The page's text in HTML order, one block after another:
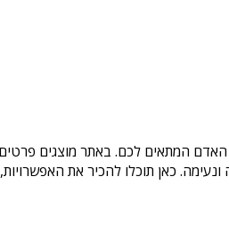
המתאים לכם. באתר מוצגים
כאן תוכלו להכיר את